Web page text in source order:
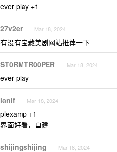
ever play +1
27v2er Mar 18, 2024
有没有宝藏美剧网站推荐一下
ST0RMTR00PER Mar 18, 2024
ever play
lanif Mar 18, 2024
plexamp +1
界面好看，自建
shijingshijing Mar 18, 2024